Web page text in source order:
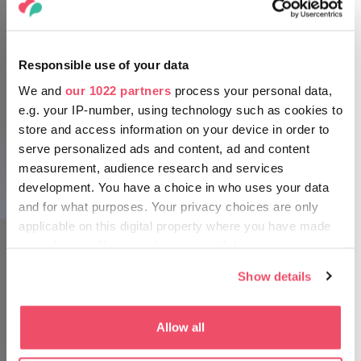
Responsible use of your data
We and our 1022 partners process your personal data,
e.g. your IP-number, using technology such as cookies to
store and access information on your device in order to
serve personalized ads and content, ad and content
measurement, audience research and services
development. You have a choice in who uses your data
and for what purposes. Your privacy choices are only
applicable on this digital property where you have made
If you allow, we would also like to:
Show details
Allow all
Balatonfüred
Veszprém
Z minulosti do súčasnosti